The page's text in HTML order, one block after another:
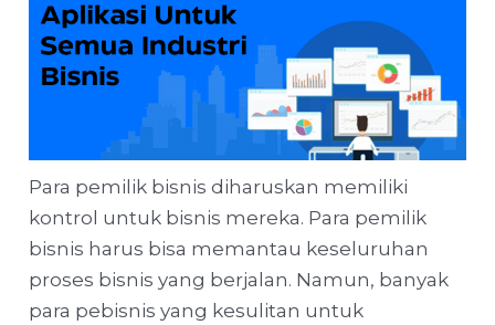
Para pemilik bisnis diharuskan memiliki
kontrol untuk bisnis mereka. Para pemilik
bisnis harus bisa memantau keseluruhan
proses bisnis yang berjalan. Namun, banyak
para pebisnis yang kesulitan untuk